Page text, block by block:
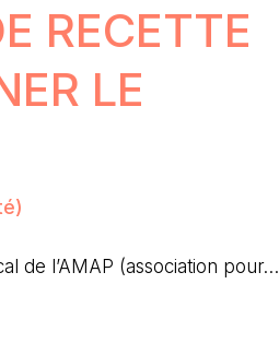
RECETTE
LE
de l’AMAP (association pour…